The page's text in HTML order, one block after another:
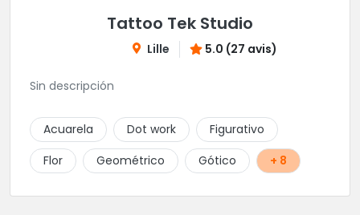
Tattoo Tek Studio
Lille 5.0 (27 avis)
Sin descripción
Acuarela Dot work
Figurativo
Flor
Geométrico Gótico + 8